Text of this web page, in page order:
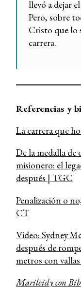
llevó a dejar
Pero, sobre
Cristo que lo
carrera.
Referencias y
La carrera que
De la medalla de
misionero: el
después | TGC
Penalización o
CT
Video: Sydney
después de
metros con
Marileidy con